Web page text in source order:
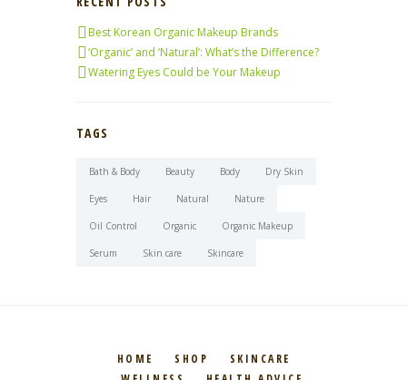
Best Korean Organic Makeup Brands
‘Organic’ and ‘Natural’: What’s the Difference?
Watering Eyes Could be Your Makeup
TAGS
Bath & Body Beauty Body Dry Skin
Eyes Hair Natural Nature
Oil Control Organic Organic Makeup
Serum Skin care Skincare
HOME SHOP
SKINCARE